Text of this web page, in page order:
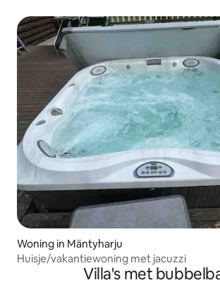
Woning in Mäntyharju
Huisje/vakantiewoning met jacuzzi
Villa's met